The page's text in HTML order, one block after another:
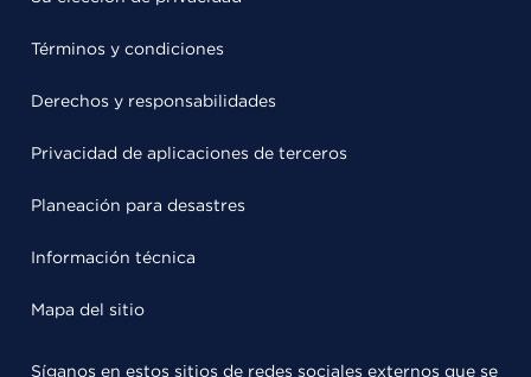
Términos y condiciones
Derechos y responsabilidades
Privacidad de aplicaciones de terceros
Planeación para desastres
Información técnica
Mapa del sitio
Síganos en estos sitios de redes sociales externos que se